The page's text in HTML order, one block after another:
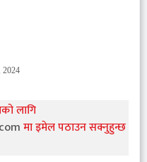
2024
लागि
मा इमेल पठाउन सक्नुहुन्छ